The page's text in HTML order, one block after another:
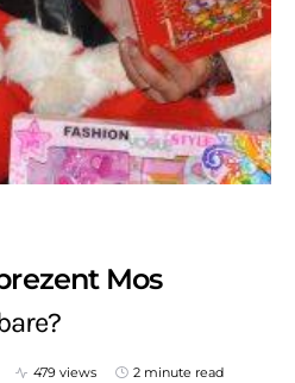
Mos
479 views 2 minute read